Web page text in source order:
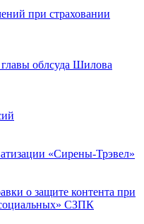
при страховании
облсуда Шилова
«Сирены-Трэвел»
о защите контента при
СЗПК